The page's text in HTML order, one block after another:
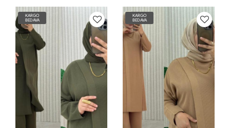
KARGO
BEDAVA
KARGO
BEDAVA